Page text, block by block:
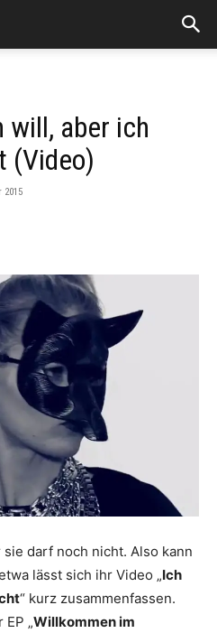
aber ich
(Video)
2015
darf noch nicht. Also kann
lässt sich ihr Video „Ich
“ kurz zusammenfassen.
„Willkommen im